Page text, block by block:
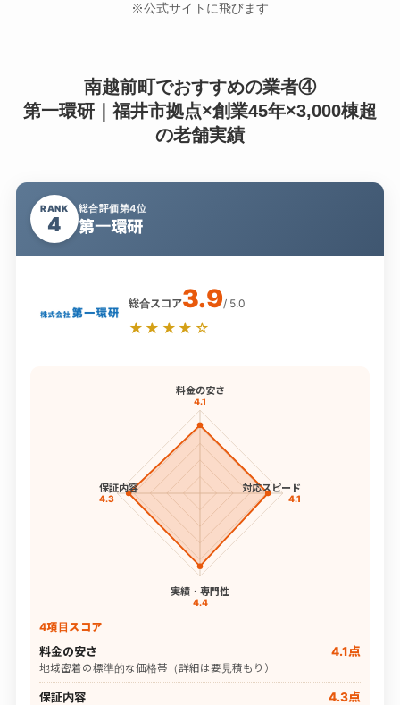
※公式サイトに飛びます
南越前町でおすすめの業者④
第一環研｜福井市拠点×創業45年×3,000棟超
の老舗実績
RANK
4
総合評価第4位
第一環研
総合スコア3.9/ 5.0
★★★★☆
料金の安さ
4.1
対応スピード
4.1
実績・専門性
4.4
保証内容
4.3
4項目スコア
料金の安さ 4.1点
地域密着の標準的な価格帯（詳細は要見積もり）
保証内容 4.3点